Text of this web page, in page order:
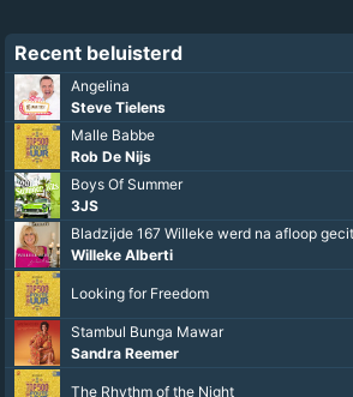
Recent beluisterd
Angelina
Steve Tielens
Malle Babbe
Rob De Nijs
Boys Of Summer
3JS
Bladzijde 167 Willeke werd na afloop
Willeke Alberti
Looking for Freedom
Stambul Bunga Mawar
Sandra Reemer
The Rhythm of the Night